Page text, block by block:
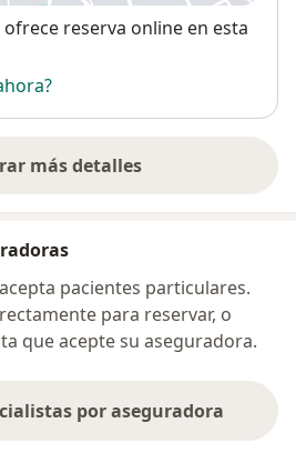
reserva online en esta
más detalles
sobre la dirección
pacientes particulares.
para reservar, o
que acepte su aseguradora.
por aseguradora